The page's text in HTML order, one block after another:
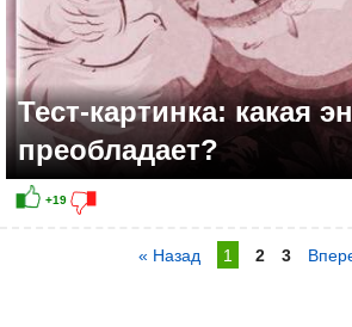
Тест-картинка: какая
преобладает?
« Назад 1 2 3